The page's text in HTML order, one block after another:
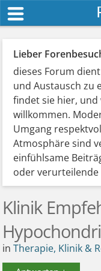
Lieber
dieses Forum
und Austausch zu
findet sie hier,
willkommen.
Umgang
Atmosphäre sind
einfühlsame
oder
Klinik
inTherapie, Klinik &